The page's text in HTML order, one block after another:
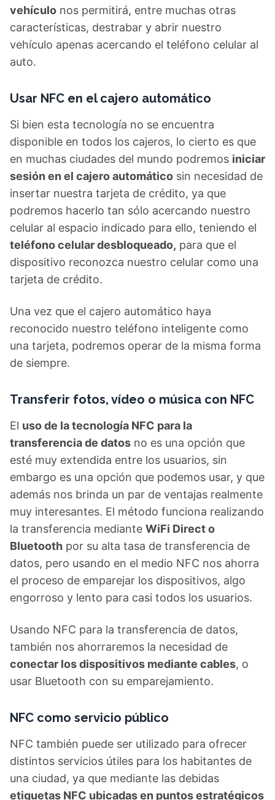
vehículo nos permitirá, entre muchas otras
características, destrabar y abrir nuestro
vehículo apenas acercando el teléfono celular al
auto.
Usar NFC en el cajero automático
Si bien esta tecnología no se encuentra
disponible en todos los cajeros, lo cierto es que
en muchas ciudades del mundo podremos iniciar
sesión en el cajero automático sin necesidad de
insertar nuestra tarjeta de crédito, ya que
podremos hacerlo tan sólo acercando nuestro
celular al espacio indicado para ello, teniendo el
teléfono celular desbloqueado, para que el
dispositivo reconozca nuestro celular como una
tarjeta de crédito.
Una vez que el cajero automático haya
reconocido nuestro teléfono inteligente como
una tarjeta, podremos operar de la misma forma
de siempre.
Transferir fotos, vídeo o música con NFC
El uso de la tecnología NFC para la
transferencia de datos no es una opción que
esté muy extendida entre los usuarios, sin
embargo es una opción que podemos usar, y que
además nos brinda un par de ventajas realmente
muy interesantes. El método funciona realizando
la transferencia mediante WiFi Direct o
Bluetooth por su alta tasa de transferencia de
datos, pero usando en el medio NFC nos ahorra
el proceso de emparejar los dispositivos, algo
engorroso y lento para casi todos los usuarios.
Usando NFC para la transferencia de datos,
también nos ahorraremos la necesidad de
conectar los dispositivos mediante cables, o
usar Bluetooth con su emparejamiento.
NFC como servicio público
NFC también puede ser utilizado para ofrecer
distintos servicios útiles para los habitantes de
una ciudad, ya que mediante las debidas
etiquetas NFC ubicadas en puntos estratégicos